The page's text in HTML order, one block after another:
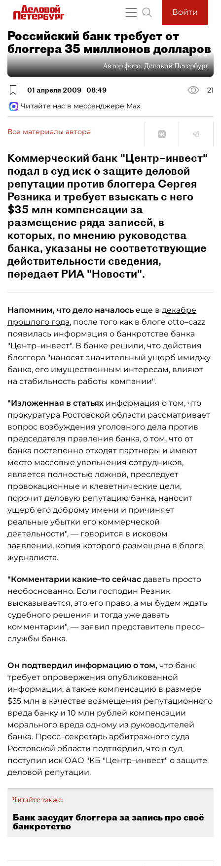
Войти
Российский банк требует от
блоггера 35 миллионов долларов
Автор фото:Деловой Петербург
01 апреля 2009 08:49
21
Читайте нас в мессенджере Max
Все материалы автора
Коммерческий банк "Центр–инвест"
подал в суд иск о защите деловой
репутации против блоггера Сергея
Резника и требует взыскать с него
$35 млн компенсации за
размещение ряда записей, в
которых, по мнению руководства
банка, указаны не соответствующие
действительности сведения,
передает РИА "Новости".
Напомним, что дело началось еще в декабре
прошлого года, после того как в блоге otto–cazz
появилась информация о банкротстве банка
"Центр–инвест". В банке решили, что действия
блоггера "наносят значительный ущерб имиджу
банка, его имущественным интересам, влияют
на стабильность работы компании".
"Изложенная в статьях информация о том, что
прокуратура Ростовской области рассматривает
вопрос возбуждения уголовного дела против
председателя правления банка, о том, что от
банка постепенно отходят партнеры и имеют
место массовые увольнения сотрудников,
является полностью ложной, преследует
провокационные и клеветнические цели,
порочит деловую репутацию банка, наносит
ущерб его доброму имени и причиняет
реальные убытки его коммерческой
деятельности", — говорится в исковом
заявлении, копия которого размещена в блоге
журналиста.
"Комментарии какие–то сейчас давать просто
необоснованно. Если господин Резник
высказывается, это его право, а мы будем ждать
судебного решения и тогда уже давать
комментарии", — заявил представитель пресс–
службы банка.
Он подтвердил информацию о том, что банк
требует опровержения опубликованной
информации, а также компенсацию в размере
$35 млн в качестве возмещения репутационного
вреда банку и 10 млн рублей компенсации
морального вреда одному из руководителей
банка. Пресс–секретарь арбитражного суда
Ростовской области подтвердил, что в суд
поступил иск ОАО "КБ "Центр–инвест" о защите
деловой репутации.
Читайте также:
Банк засудит блоггера за запись про своё
банкротство